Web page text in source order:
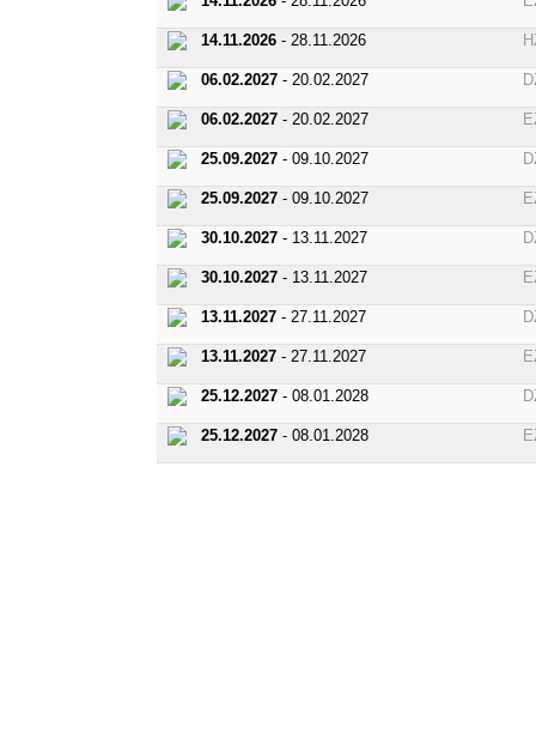
14.11.2026- 28.11.2026
06.02.2027- 20.02.2027
06.02.2027- 20.02.2027
25.09.2027- 09.10.2027
25.09.2027- 09.10.2027
30.10.2027- 13.11.2027
30.10.2027- 13.11.2027
13.11.2027- 27.11.2027
13.11.2027- 27.11.2027
25.12.2027- 08.01.2028
25.12.2027- 08.01.2028